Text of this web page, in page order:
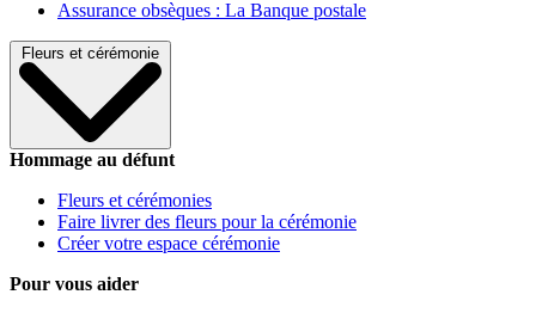
Assurance obsèques : La Banque postale
Fleurs et cérémonie
Hommage au défunt
Fleurs et cérémonies
Faire livrer des fleurs pour la cérémonie
Créer votre espace cérémonie
Pour vous aider